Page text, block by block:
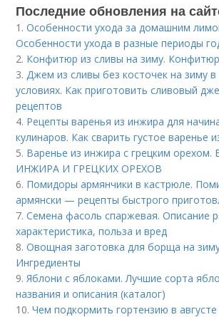
Последние обновления на
1.Особенности ухода за домашним
Особенности ухода в разные периоды
2. Конфитюр из сливы на зиму.
3.Джем из сливы без косточек на зиму
условиях. Как приготовить сливовый
рецептов
4. Рецепты варенья из инжира для
кулинаров. Как сварить густое варенье
5. Варенье из инжира с грецким
ИНЖИРА И ГРЕЦКИХ ОРЕХОВ
6. Помидоры армянчики в кастрюле.
армянски — рецепты быстрого
7.Семена фасоль спаржевая. Описание
характеристика, польза и вред
8.Овощная заготовка для борща на
Ингредиенты
9.Яблони с яблоками. Лучшие сорта
названия и описания (каталог)
10.Чем подкормить гортензию в